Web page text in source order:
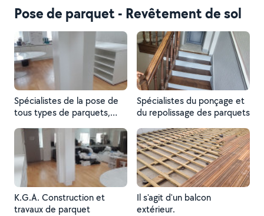
Pose de parquet - Revêtement de sol
Spécialistes de la pose de
tous types de parquets,
Spécialistes du ponçage et
du repolissage des parquets
K.G.A. Construction et
travaux de parquet
Il s'agit d'un balcon
extérieur.